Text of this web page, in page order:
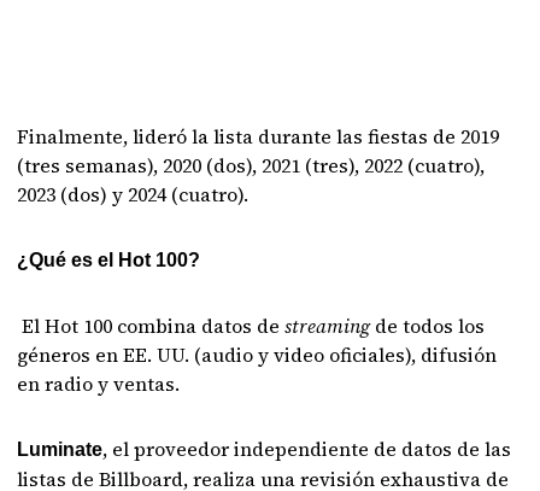
Finalmente, lideró la lista durante las fiestas de 2019
(tres semanas), 2020 (dos), 2021 (tres), 2022 (cuatro),
2023 (dos) y 2024 (cuatro).
¿Qué es el Hot 100?
El Hot 100 combina datos destreamingde todos los
géneros en EE. UU. (audio y video oficiales), difusión
en radio y ventas.
Luminate, el proveedor independiente de datos de las
listas de Billboard, realiza una revisión exhaustiva de